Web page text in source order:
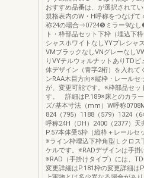
おすすめ品番は、が選択されて
規格表内のW・H呼称をつなげ
称24の場合⇒0724❺ミラー9なし
ト・枠部品セット下枠（埋込下
シャスホワイトなしYYプレシャ
VMブラックなしVNグレーなし
りVYテルウォルナットありTD
体デザイン（青字2桁）を入れて
ンRAA木目方向※縦枠・レールセ
が、変更可能です。※枠部品セッ
す。 詳細はP.189※床とのカラー
ズ/基本寸法（mm）W呼称
824（795）1188（579）1324（
呼称24H（DH）2400（2377）天
P.57本体受5枠（縦枠＋レールセ
※ライン枠埋込下枠角型Ｌクロス
ケルです。※RADデザインは手掛
※RAD（手掛けタイプ）には、
変更詳細はP.181枠の変更詳細は